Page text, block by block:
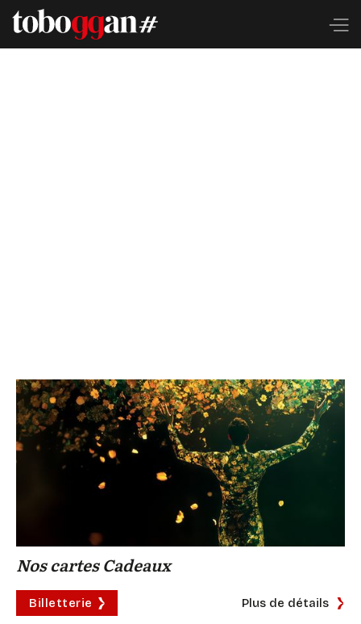
Nos cartes Cadeaux
Billetterie Plus de détails